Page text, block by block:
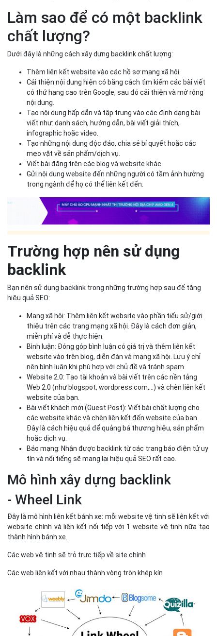
Làm sao để có một backlink
chất lượng?
Dưới đây là những cách xây dựng backlink chất lượng:
Thêm liên kết website vào các hồ sơ mạng xã hội.
Cải thiện nội dung hiện có bằng cách tìm kiếm các bài viết
có thứ hạng cao trên Google, sau đó cải thiện và mở rộng
nội dung.
Tạo nội dung hấp dẫn và tập trung vào các định dạng bài
viết như: danh sách, hướng dẫn, bài viết giải thích,
infographic hoặc video.
Tạo những nội dung độc đáo, chia sẻ bí quyết hoặc các
mẹo vặt về sản phẩm/dịch vụ.
Viết bài đăng trên các blog và website khác.
Gửi nội dung website đến những người có tầm ảnh hưởng
trong ngành để họ có thể liên kết đến.
Trường hợp nên sử dụng
backlink
Bạn nên sử dụng backlink trong những trường hợp sau để tăng
hiệu quả SEO:
Mạng xã hội: Thêm liên kết website vào phần tiểu sử/giới
thiệu trên các trang mạng xã hội. Đây là cách đơn giản,
miễn phí và dễ thực hiện.
Bình luận: Đóng góp bình luận có giá trị và thêm liên kết
website vào trên blog, diễn đàn và mạng xã hội. Lưu ý chỉ
nên bình luận khi phù hợp với chủ đề và tránh spam.
Website 2.0: Tạo tài khoản và bài viết trên các nền tảng
Web 2.0 (như blogspot, wordpress.com,...) và chèn liên kết
website của bạn.
Bài viết khách mời (Guest Post): Viết bài chất lượng cho
các website khác và chèn liên kết đến website của bạn.
Đây là cách hiệu quả để quảng bá thương hiệu, sản phẩm
hoặc dịch vụ.
Báo mạng: Nhận được backlink từ các trang báo điện tử uy
tín và nổi tiếng sẽ mang lại hiệu quả SEO rất cao.
Mô hình xây dựng backlink
- Wheel Link
Đây là mô hình liên kết bánh xe: mỗi website vệ tinh sẽ liên kết với
website chính và liên kết nối tiếp với 1 website vệ tinh nữa tạo
thành hình bánh xe.
Các web vệ tinh sẽ trỏ trực tiếp về site chính
Các web liên kết với nhau thành vòng tròn khép kín